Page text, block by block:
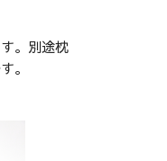
。別途枕
。